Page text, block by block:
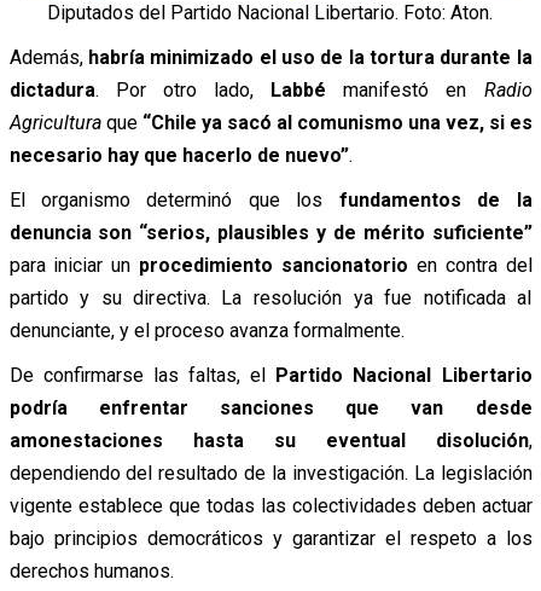
Diputados del Partido Nacional Libertario. Foto: Aton.
Además, habría minimizado el uso de la tortura durante la
dictadura. Por otro lado, Labbé manifestó en Radio
Agriculturaque “Chile ya sacó al comunismo una vez, si es
necesario hay que hacerlo de nuevo”.
El organismo determinó que los fundamentos de la
denuncia son “serios, plausibles y de mérito suficiente”
para iniciar un procedimiento sancionatorio en contra del
partido y su directiva. La resolución ya fue notificada al
denunciante, y el proceso avanza formalmente.
De confirmarse las faltas, el
Partido Nacional Libertario
podría enfrentar sanciones que van desde
amonestaciones hasta su eventual disolución,
dependiendo del resultado de la investigación. La legislación
vigente establece que todas las colectividades deben actuar
bajo principios democráticos y garantizar el respeto a los
derechos humanos.